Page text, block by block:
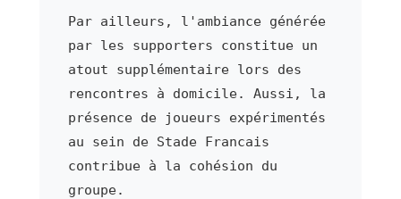
Par ailleurs, l'ambiance générée
par les supporters constitue un
atout supplémentaire lors des
rencontres à domicile. Aussi, la
présence de joueurs expérimentés
au sein de Stade Francais
contribue à la cohésion du
groupe.